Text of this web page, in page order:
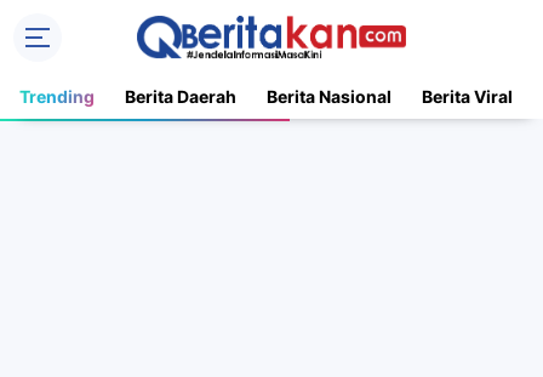
Trending Berita Daerah Berita Nasional Berita Viral